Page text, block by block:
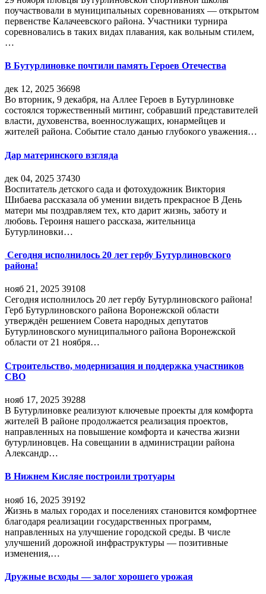
поучаствовали в муниципальных соревнованиях — открытом
первенстве Калачеевского района. Участники турнира
соревновались в таких видах плавания, как вольным стилем,
…
В Бутурлиновке почтили память Героев Отечества
дек 12, 2025 36698
Во вторник, 9 декабря, на Аллее Героев в Бутурлиновке
состоялся торжественный митинг, собравший представителей
власти, духовенства, военнослужащих, юнармейцев и
жителей района. Событие стало данью глубокого уважения…
Дар материнского взгляда
дек 04, 2025 37430
Воспитатель детского сада и фотохудожник Виктория
Шибаева рассказала об умении видеть прекрасное В День
матери мы поздравляем тех, кто дарит жизнь, заботу и
любовь. Героиня нашего рассказа, жительница
Бутурлиновки…
Сегодня исполнилось 20 лет гербу Бутурлиновского
района!
нояб 21, 2025 39108
Сегодня исполнилось 20 лет гербу Бутурлиновского района!
Герб Бутурлиновского района Воронежской области
утверждён решением Совета народных депутатов
Бутурлиновского муниципального района Воронежской
области от 21 ноября…
Строительство, модернизация и поддержка участников
СВО
нояб 17, 2025 39288
В Бутурлиновке реализуют ключевые проекты для комфорта
жителей В районе продолжается реализация проектов,
направленных на повышение комфорта и качества жизни
бутурлиновцев. На совещании в администрации района
Александр…
В Нижнем Кисляе построили тротуары
нояб 16, 2025 39192
Жизнь в малых городах и поселениях становится комфортнее
благодаря реализации государственных программ,
направленных на улучшение городской среды. В числе
улучшений дорожной инфраструктуры — позитивные
изменения,…
Дружные всходы — залог хорошего урожая